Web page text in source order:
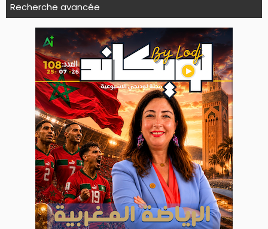
Recherche avancée
WEB TV LODJ24 : Youtube, kick et twitch
آخر الأخبار ​المغرب بين التموقع والاستهدافببطولة العالم لألعاب القوى.
Plein écran